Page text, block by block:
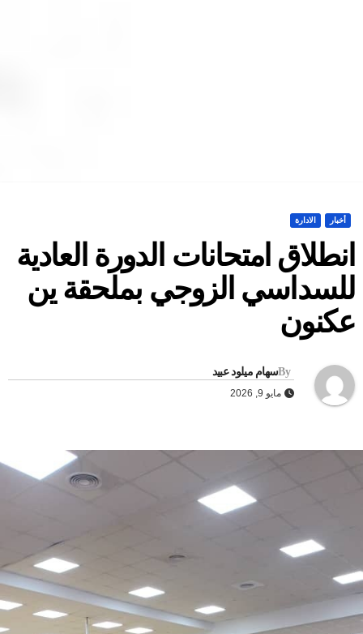
أخبار الادارة
امتحانات الدورة العادية
الزوجي بملحقة ين
Byسهام ميلود عبيد
مايو 9, 2026